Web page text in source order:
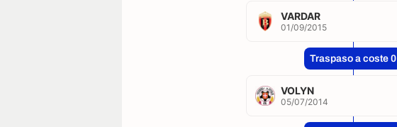
VARDAR
01/09/2015
Traspaso a coste 0
VOLYN
05/07/2014